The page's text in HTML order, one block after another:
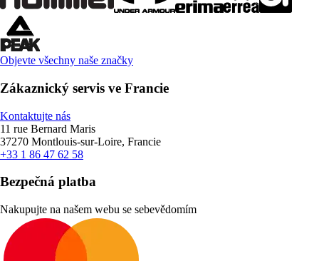
Objevte všechny naše značky
Zákaznický servis ve Francie
Kontaktujte nás
11 rue Bernard Maris
37270 Montlouis-sur-Loire, Francie
+33 1 86 47 62 58
Bezpečná platba
Nakupujte na našem webu se sebevědomím